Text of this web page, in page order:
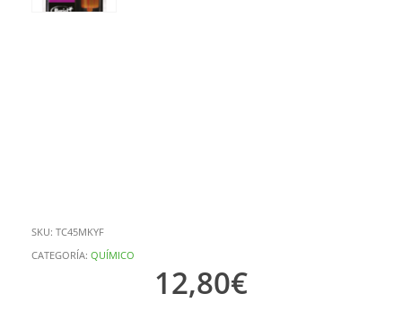
SKU: TC45MKYF
CATEGORÍA: QUÍMICO
12,80€